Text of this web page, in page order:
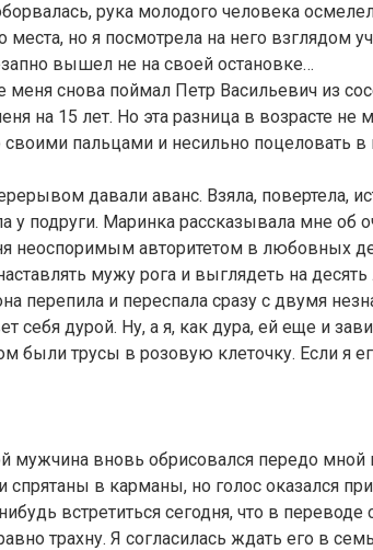
рука молодого человека
места, но я посмотрела на него взглядом
вышел не на своей остановке…
меня снова поймал Петр Васильевич из
на 15 лет. Но эта разница в возрасте не
пальцами и несильно поцеловать в
давали аванс. Взяла, повертела,
у подруги. Маринка рассказывала мне об
неоспоримым авторитетом в любовных
мужу рога и выглядеть на
перепила и переспала сразу с двумя
себя дурой. Ну, а я, как дура, ей еще и
были трусы в розовую клеточку. Если я
мужчина вновь обрисовался передо мной
спрятаны в карманы, но голос оказался
встретиться сегодня, что в переводе
трахну. Я согласилась ждать его в